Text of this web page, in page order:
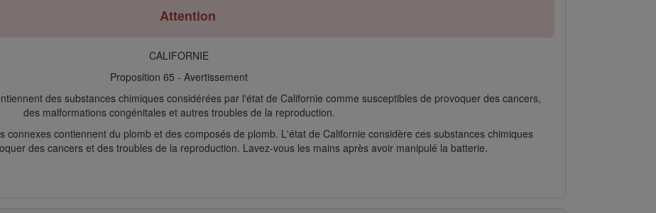
Attention
CALIFORNIE
Proposition 65 - Avertissement
des substances chimiques considérées par l'état de Californie comme susceptibles de provoquer des cancers,
des malformations congénitales et autres troubles de la reproduction.
connexes contiennent du plomb et des composés de plomb. L'état de Californie considère ces substances chimiques
des cancers et des troubles de la reproduction. Lavez-vous les mains après avoir manipulé la batterie.